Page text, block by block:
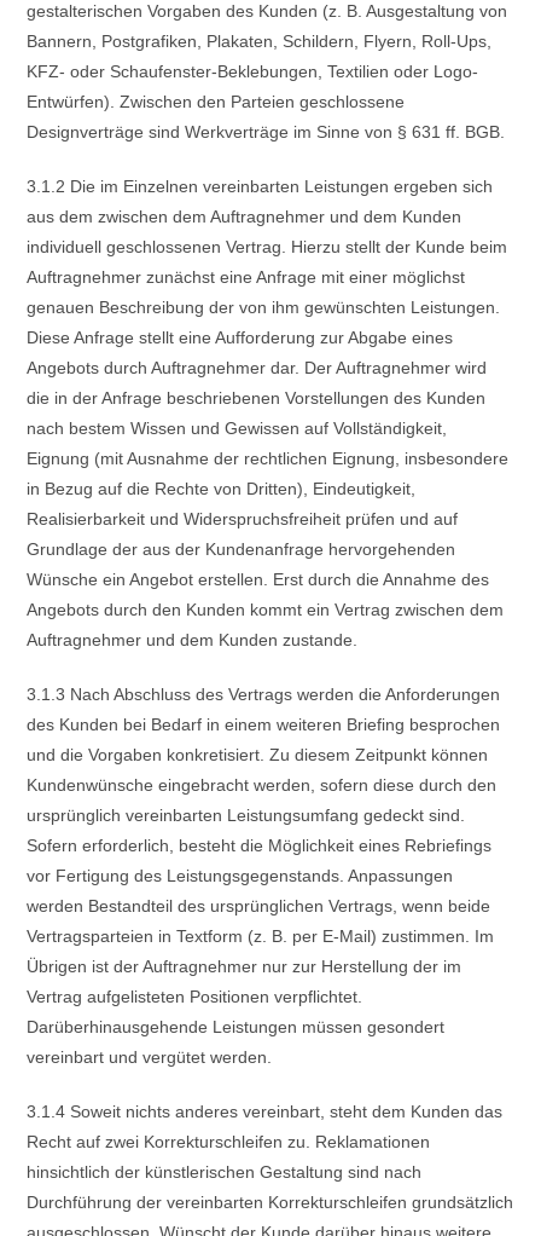
gestalterischen Vorgaben des Kunden (z. B. Ausgestaltung von
Bannern, Postgrafiken, Plakaten, Schildern, Flyern, Roll-Ups,
KFZ- oder Schaufenster-Beklebungen, Textilien oder Logo-
Entwürfen). Zwischen den Parteien geschlossene
Designverträge sind Werkverträge im Sinne von § 631 ff. BGB.
3.1.2 Die im Einzelnen vereinbarten Leistungen ergeben sich
aus dem zwischen dem Auftragnehmer und dem Kunden
individuell geschlossenen Vertrag. Hierzu stellt der Kunde beim
Auftragnehmer zunächst eine Anfrage mit einer möglichst
genauen Beschreibung der von ihm gewünschten Leistungen.
Diese Anfrage stellt eine Aufforderung zur Abgabe eines
Angebots durch Auftragnehmer dar. Der Auftragnehmer wird
die in der Anfrage beschriebenen Vorstellungen des Kunden
nach bestem Wissen und Gewissen auf Vollständigkeit,
Eignung (mit Ausnahme der rechtlichen Eignung, insbesondere
in Bezug auf die Rechte von Dritten), Eindeutigkeit,
Realisierbarkeit und Widerspruchsfreiheit prüfen und auf
Grundlage der aus der Kundenanfrage hervorgehenden
Wünsche ein Angebot erstellen. Erst durch die Annahme des
Angebots durch den Kunden kommt ein Vertrag zwischen dem
Auftragnehmer und dem Kunden zustande.
3.1.3 Nach Abschluss des Vertrags werden die Anforderungen
des Kunden bei Bedarf in einem weiteren Briefing besprochen
und die Vorgaben konkretisiert. Zu diesem Zeitpunkt können
Kundenwünsche eingebracht werden, sofern diese durch den
ursprünglich vereinbarten Leistungsumfang gedeckt sind.
Sofern erforderlich, besteht die Möglichkeit eines Rebriefings
vor Fertigung des Leistungsgegenstands. Anpassungen
werden Bestandteil des ursprünglichen Vertrags, wenn beide
Vertragsparteien in Textform (z. B. per E-Mail) zustimmen. Im
Übrigen ist der Auftragnehmer nur zur Herstellung der im
Vertrag aufgelisteten Positionen verpflichtet.
Darüberhinausgehende Leistungen müssen gesondert
vereinbart und vergütet werden.
3.1.4 Soweit nichts anderes vereinbart, steht dem Kunden das
Recht auf zwei Korrekturschleifen zu. Reklamationen
hinsichtlich der künstlerischen Gestaltung sind nach
Durchführung der vereinbarten Korrekturschleifen grundsätzlich